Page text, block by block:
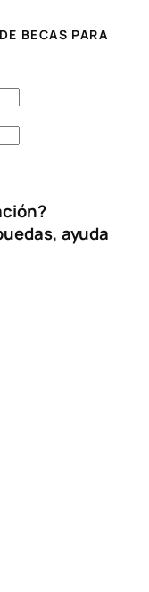
BECAS PARA
ayuda